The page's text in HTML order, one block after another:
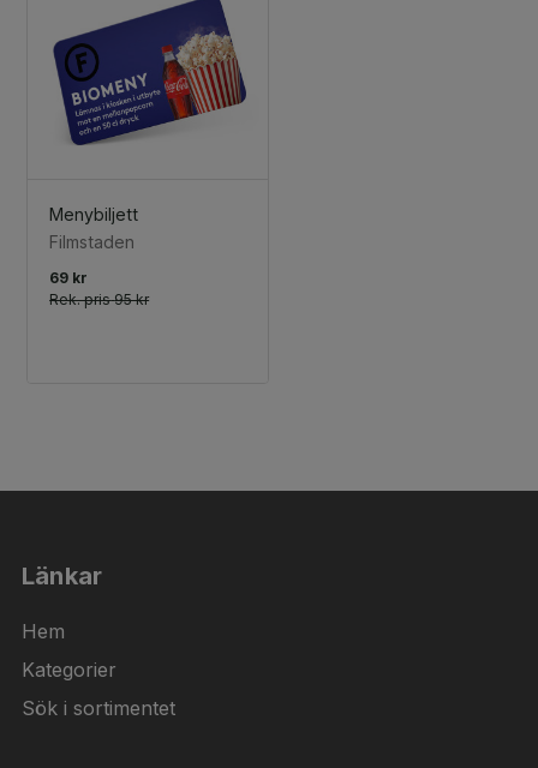
Menybiljett
Filmstaden
69 kr
Rek. pris 95 kr
Länkar
Hem
Kategorier
Sök i sortimentet